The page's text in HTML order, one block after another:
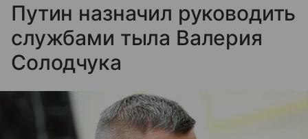
Путин назначил руководить
службами тыла Валерия
Солодчука